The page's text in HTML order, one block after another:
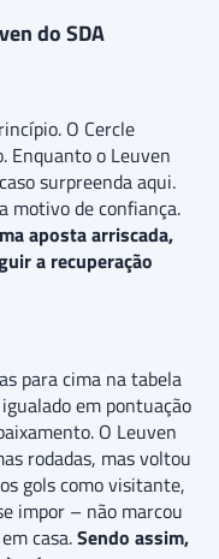
do SDA
O Cercle
Enquanto o Leuven
surpreenda aqui.
motivo de confiança.
aposta arriscada,
a recuperação
para cima na tabela
em pontuação
O Leuven
rodadas, mas voltou
gols como visitante,
impor – não marcou
casa.Sendo assim,